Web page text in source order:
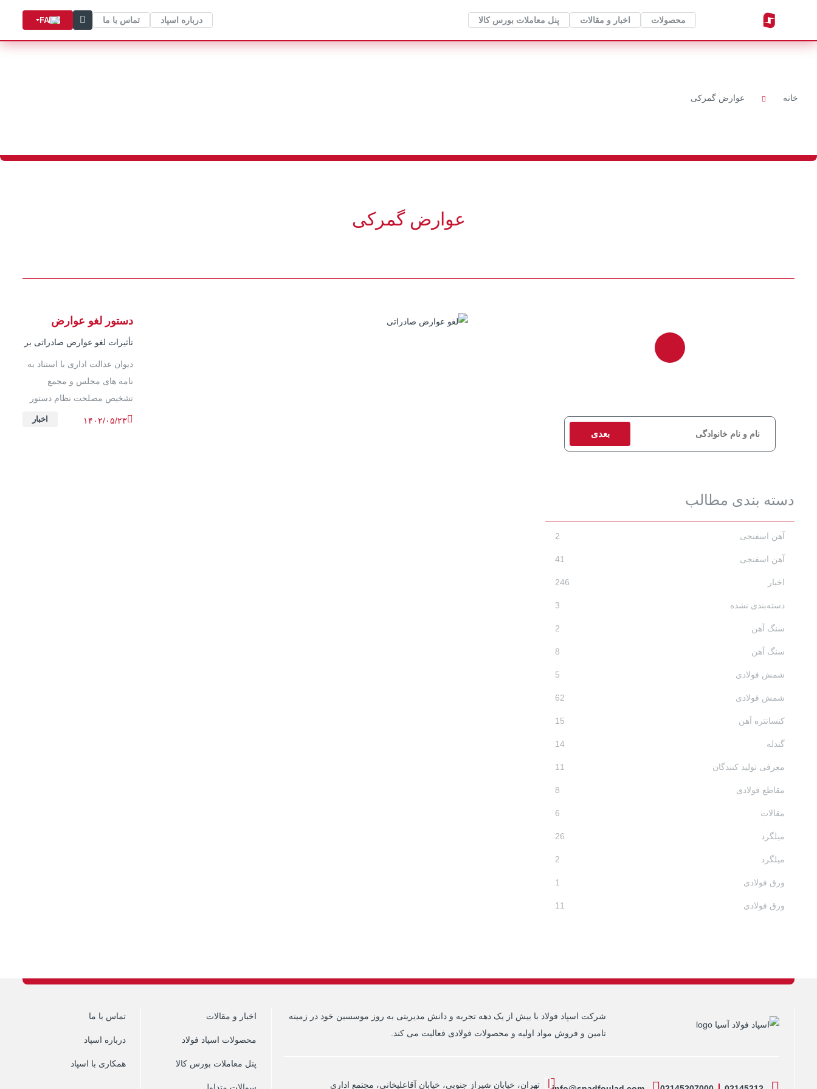
محصولات اخبار و مقالات پنل معاملات بورس کالا درباره اسپاد تماس با ما FA
خانه عوارض گمرکی
عوارض گمرکی
دستور لغو عوارض
صادراتی
تأثیرات لغو عوارض صادراتی بر
رقابت‌پذیری و اقتصاد کشور
دیوان عدالت اداری با استناد به
نامه های مجلس و مجمع
تشخیص مصلحت نظام دستور
توقف اخذ عوارض بیش از نیم
۱۴۰۲/۰۵/۲۳ اخبار
بعدی
دسته بندی مطالب
آهن اسفنجی 2
آهن اسفنجی 41
اخبار 246
دسته‌بندی نشده 3
سنگ آهن 2
سنگ آهن 8
شمش فولادی 5
شمش فولادی 62
کنسانتره آهن 15
گندله 14
معرفی تولید کنندگان 11
مقاطع فولادی 8
مقالات 6
میلگرد 26
میلگرد 2
ورق فولادی 1
ورق فولادی 11
شرکت اسپاد فولاد با بیش از یک دهه تجربه و دانش مدیریتی به روز موسسین خود در زمینه
تامین و فروش مواد اولیه و محصولات فولادی فعالیت می کند.
تهران، خیابان شیراز جنوبی، خیابان آقاعلیخانی، مجتمع اداری
اخبار و مقالات
محصولات اسپاد فولاد
پنل معاملات بورس کالا
تماس با ما
درباره اسپاد
همکاری با اسپاد